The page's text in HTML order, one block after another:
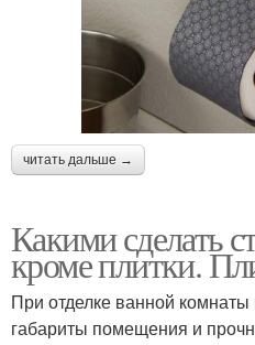
читать дальше →
Какими сделать
кроме плитки.
При отделке ванной комнаты
габариты помещения и